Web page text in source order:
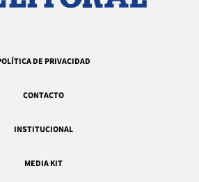
DE PRIVACIDAD
CONTACTO
INSTITUCIONAL
MEDIA KIT